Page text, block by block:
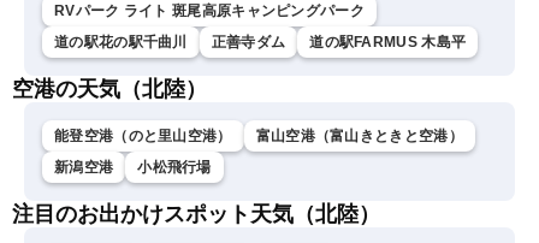
RVパーク ライト 斑尾高原キャンピングパーク
道の駅花の駅千曲川
正善寺ダム 道の駅FARMUS 木島平
空港の天気（北陸）
能登空港（のと里山空港）
富山空港（富山きときと空港）
新潟空港
小松飛行場
注目のお出かけスポット天気（北陸）